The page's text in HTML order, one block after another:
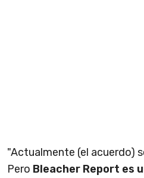
"Actualmente (el acuerdo)
Pero Bleacher Report es